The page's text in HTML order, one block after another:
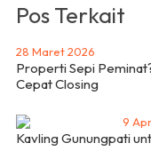
Pos Terkait
28 Maret 2026
Properti Sepi
Cepat Closing
9
Kavling Gunungpati